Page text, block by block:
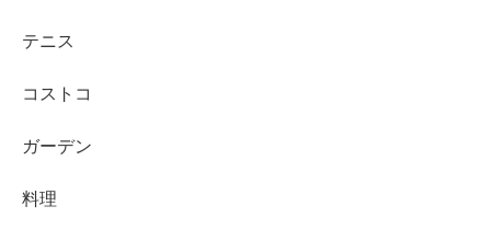
テニス
コストコ
ガーデン
料理